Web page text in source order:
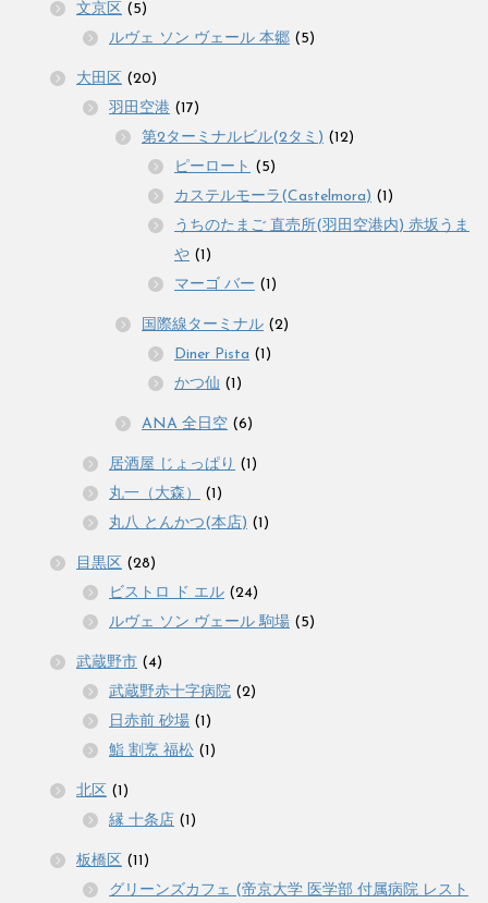
文京区 (5)
ルヴェ ソン ヴェール 本郷 (5)
大田区 (20)
羽田空港 (17)
第2ターミナルビル(2タミ) (12)
ピーロート (5)
カステルモーラ(Castelmora) (1)
うちのたまご 直売所(羽田空港内) 赤坂うま
や (1)
マーゴ バー (1)
国際線ターミナル (2)
Diner Pista (1)
かつ仙 (1)
ANA 全日空 (6)
居酒屋 じょっぱり (1)
丸一（大森）
(1)
丸八 とんかつ(本店) (1)
目黒区 (28)
ビストロ ド エル (24)
ルヴェ ソン ヴェール 駒場 (5)
武蔵野市 (4)
武蔵野赤十字病院 (2)
日赤前 砂場 (1)
鮨 割烹 福松 (1)
北区 (1)
縁 十条店 (1)
板橋区 (11)
グリーンズカフェ (帝京大学 医学部 付属病院 レスト